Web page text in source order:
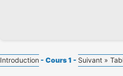
Introduction - Cours 1 - Suivant »